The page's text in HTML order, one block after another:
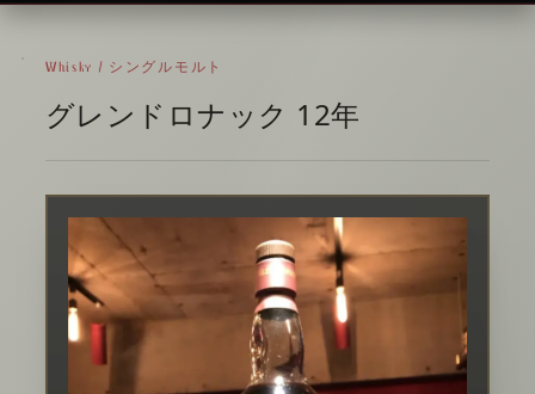
Whisky / シングルモルト
グレンドロナック 12年